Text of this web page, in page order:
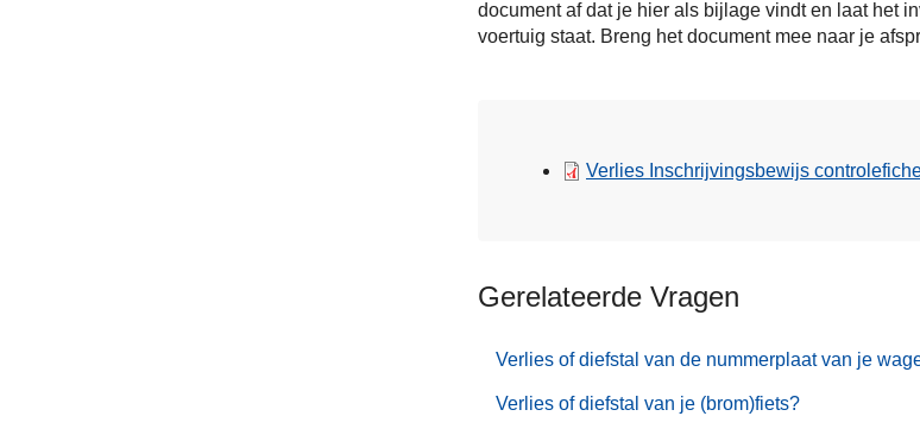
document af dat je hier als bijlage vindt en laat het
voertuig staat. Breng het document mee naar je
Verlies Inschrijvingsbewijs
Gerelateerde Vragen
Verlies of diefstal van de nummerplaat van je
Verlies of diefstal van je (brom)fiets?